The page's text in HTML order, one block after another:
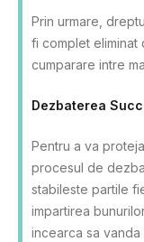
Prin urmare,
fi complet
cumparare intre
Dezbaterea
Pentru a va
procesul de
stabileste partile
impartirea
incearca sa